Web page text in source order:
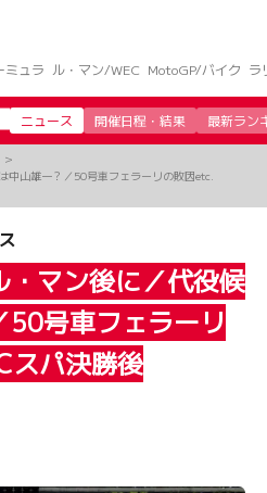
ミュラ ル・マン/WEC MotoGP/バイク ラ
ニュース 開催日程・結果 最新ラン
中山雄一？／50号車フェラーリの敗因etc.
・マン後に／代役候
号車フェラーリ
スパ決勝後